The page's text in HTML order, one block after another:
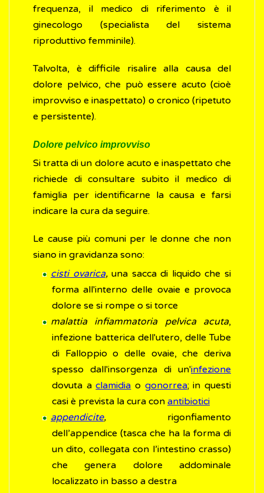
frequenza, il medico di riferimento è il
ginecologo (specialista del sistema
riproduttivo femminile).
Talvolta, è difficile risalire alla causa del
dolore pelvico, che può essere acuto (cioè
improvviso e inaspettato) o cronico (ripetuto
e persistente).
Dolore pelvico improvviso
Si tratta di un dolore acuto e inaspettato che
richiede di consultare subito il medico di
famiglia per identificarne la causa e farsi
indicare la cura da seguire.
Le cause più comuni per le donne che non
siano in gravidanza sono:
cisti ovarica,una sacca di liquido che si
forma all'interno delle ovaie e provoca
dolore se si rompe o si torce
malattia infiammatoria pelvica acuta,
infezione batterica dell'utero, delle Tube
di Falloppio o delle ovaie, che deriva
spesso dall'insorgenza di un'infezione
dovuta aclamidia o gonorrea; in questi
casi è prevista la cura con antibiotici
appendicite, rigonfiamento
dell’appendice (tasca che ha la forma di
un dito, collegata con l’intestino crasso)
che genera dolore addominale
localizzato in basso a destra